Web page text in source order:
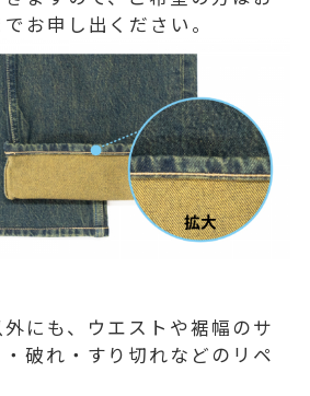
お申し出ください。
にも、ウエストや裾幅のサ
破れ・すり切れなどのリペ